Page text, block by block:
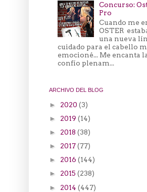
Concurso:
Pro
Cuando me
OSTER
una nueva
cuidado para el cabello
emocioné... Me encanta
confío plenam...
ARCHIVO DEL BLOG
► 2020 (3)
► 2019 (14)
► 2018 (38)
► 2017(77)
► 2016 (144)
► 2015 (238)
► 2014 (447)